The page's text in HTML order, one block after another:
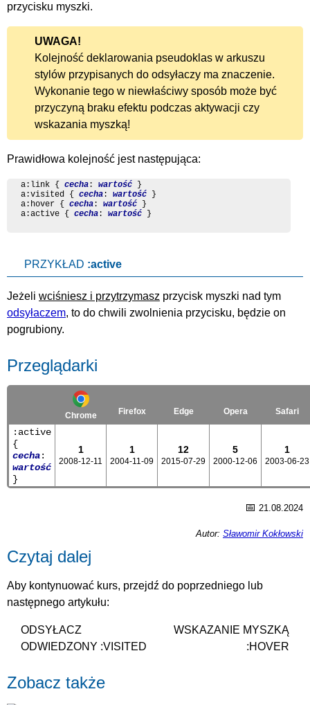
przycisku myszki.
UWAGA!
Kolejność deklarowania pseudoklas w arkuszu
stylów przypisanych do odsyłaczy ma znaczenie.
Wykonanie tego w niewłaściwy sposób może być
przyczyną braku efektu podczas aktywacji czy
wskazania myszką!
Prawidłowa kolejność jest następująca:
a:link { cecha : wartość }
a:visited { cecha : wartość }
a:hover { cecha : wartość }
a:active { cecha : wartość }
PRZYKŁAD :active
Jeżeli wciśniesz i przytrzymasz przycisk myszki nad tym
odsyłaczem, to do chwili zwolnienia przycisku, będzie on
pogrubiony.
Przeglądarki
Chrome Firefox Edge Opera Safari
:active
{
cecha:
wartość
}
1
2008-12-11
1
2004-11-09
12
2015-07-29
5
2000-12-06
1
2003-06-23
📅 21.08.2024
Autor: Sławomir Kokłowski
Czytaj dalej
Aby kontynuować kurs, przejdź do poprzedniego lub
następnego artykułu:
ODSYŁACZ
ODWIEDZONY :VISITED
WSKAZANIE MYSZKĄ
:HOVER
Zobacz także